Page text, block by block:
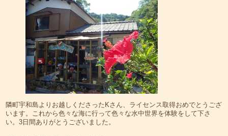
隣町宇和島よりお越しくださったKさん、ライセンス取得おめでとうござ
います。これから色々な海に行って色々な水中世界を体験をして下さ
い。3日間ありがとうございました。